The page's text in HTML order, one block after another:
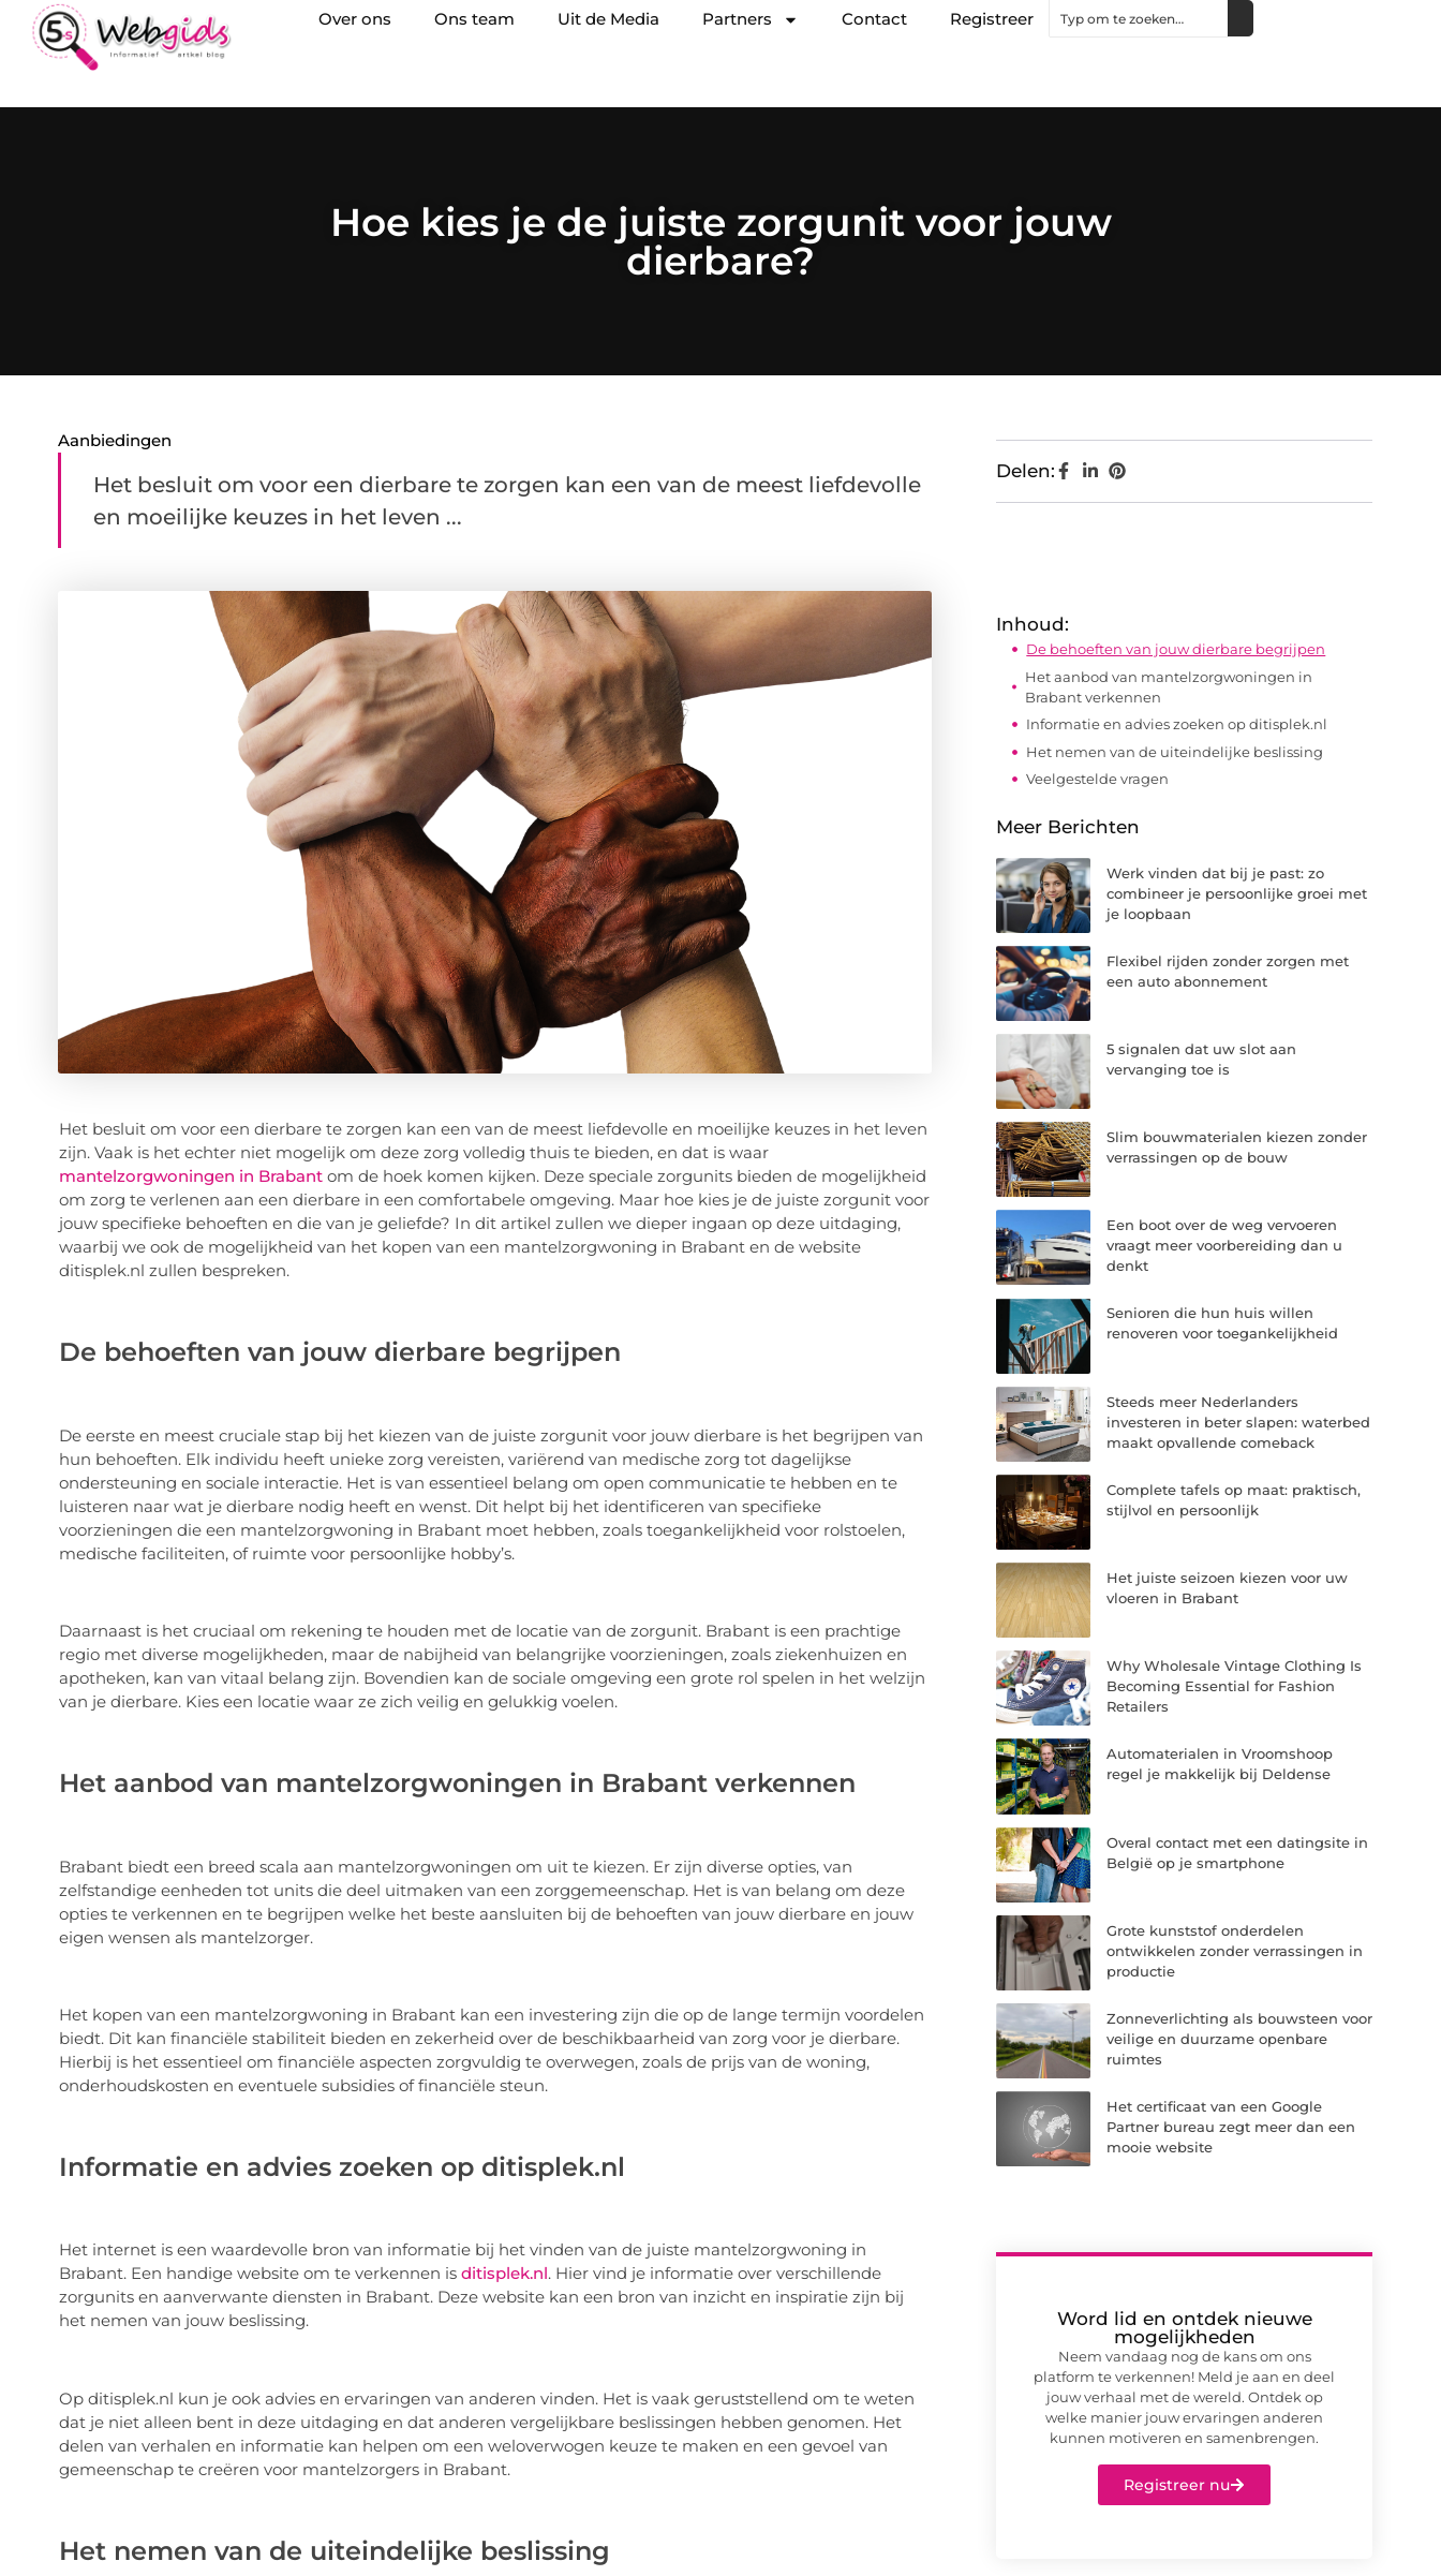
Over ons Ons team Uit de Media Partners Contact Registreer
Hoe kies je de juiste zorgunit voor jouw
dierbare?
Aanbiedingen
Het besluit om voor een dierbare te zorgen kan een van de meest liefdevolle
en moeilijke keuzes in het leven ...
Het besluit om voor een dierbare te zorgen kan een van de meest liefdevolle en moeilijke keuzes in het leven
zijn. Vaak is het echter niet mogelijk om deze zorg volledig thuis te bieden, en dat is waar
mantelzorgwoningen in Brabantom de hoek komen kijken. Deze speciale zorgunits bieden de mogelijkheid
om zorg te verlenen aan een dierbare in een comfortabele omgeving. Maar hoe kies je de juiste zorgunit voor
jouw specifieke behoeften en die van je geliefde? In dit artikel zullen we dieper ingaan op deze uitdaging,
waarbij we ook de mogelijkheid van het kopen van een mantelzorgwoning in Brabant en de website
ditisplek.nl zullen bespreken.
De behoeften van jouw dierbare begrijpen
De eerste en meest cruciale stap bij het kiezen van de juiste zorgunit voor jouw dierbare is het begrijpen van
hun behoeften. Elk individu heeft unieke zorg vereisten, variërend van medische zorg tot dagelijkse
ondersteuning en sociale interactie. Het is van essentieel belang om open communicatie te hebben en te
luisteren naar wat je dierbare nodig heeft en wenst. Dit helpt bij het identificeren van specifieke
voorzieningen die een mantelzorgwoning in Brabant moet hebben, zoals toegankelijkheid voor rolstoelen,
medische faciliteiten, of ruimte voor persoonlijke hobby’s.
Daarnaast is het cruciaal om rekening te houden met de locatie van de zorgunit. Brabant is een prachtige
regio met diverse mogelijkheden, maar de nabijheid van belangrijke voorzieningen, zoals ziekenhuizen en
apotheken, kan van vitaal belang zijn. Bovendien kan de sociale omgeving een grote rol spelen in het welzijn
van je dierbare. Kies een locatie waar ze zich veilig en gelukkig voelen.
Het aanbod van mantelzorgwoningen in Brabant verkennen
Brabant biedt een breed scala aan mantelzorgwoningen om uit te kiezen. Er zijn diverse opties, van
zelfstandige eenheden tot units die deel uitmaken van een zorggemeenschap. Het is van belang om deze
opties te verkennen en te begrijpen welke het beste aansluiten bij de behoeften van jouw dierbare en jouw
eigen wensen als mantelzorger.
Het kopen van een mantelzorgwoning in Brabant kan een investering zijn die op de lange termijn voordelen
biedt. Dit kan financiële stabiliteit bieden en zekerheid over de beschikbaarheid van zorg voor je dierbare.
Hierbij is het essentieel om financiële aspecten zorgvuldig te overwegen, zoals de prijs van de woning,
onderhoudskosten en eventuele subsidies of financiële steun.
Informatie en advies zoeken op ditisplek.nl
Het internet is een waardevolle bron van informatie bij het vinden van de juiste mantelzorgwoning in
Brabant. Een handige website om te verkennen is ditisplek.nl. Hier vind je informatie over verschillende
zorgunits en aanverwante diensten in Brabant. Deze website kan een bron van inzicht en inspiratie zijn bij
het nemen van jouw beslissing.
Op ditisplek.nl kun je ook advies en ervaringen van anderen vinden. Het is vaak geruststellend om te weten
dat je niet alleen bent in deze uitdaging en dat anderen vergelijkbare beslissingen hebben genomen. Het
delen van verhalen en informatie kan helpen om een weloverwogen keuze te maken en een gevoel van
gemeenschap te creëren voor mantelzorgers in Brabant.
Het nemen van de uiteindelijke beslissing
Delen:
Inhoud:
De behoeften van jouw dierbare begrijpen
Het aanbod van mantelzorgwoningen in
Brabant verkennen
Informatie en advies zoeken op ditisplek.nl
Het nemen van de uiteindelijke beslissing
Veelgestelde vragen
Meer Berichten
Werk vinden dat bij je past: zo
combineer je persoonlijke groei met
je loopbaan
Flexibel rijden zonder zorgen met
een auto abonnement
5 signalen dat uw slot aan
vervanging toe is
Slim bouwmaterialen kiezen zonder
verrassingen op de bouw
Een boot over de weg vervoeren
vraagt meer voorbereiding dan u
denkt
Senioren die hun huis willen
renoveren voor toegankelijkheid
Steeds meer Nederlanders
investeren in beter slapen: waterbed
maakt opvallende comeback
Complete tafels op maat: praktisch,
stijlvol en persoonlijk
Het juiste seizoen kiezen voor uw
vloeren in Brabant
Why Wholesale Vintage Clothing Is
Becoming Essential for Fashion
Retailers
Automaterialen in Vroomshoop
regel je makkelijk bij Deldense
Overal contact met een datingsite in
België op je smartphone
Grote kunststof onderdelen
ontwikkelen zonder verrassingen in
productie
Zonneverlichting als bouwsteen voor
veilige en duurzame openbare
ruimtes
Het certificaat van een Google
Partner bureau zegt meer dan een
mooie website
Word lid en ontdek nieuwe
mogelijkheden
Neem vandaag nog de kans om ons
platform te verkennen! Meld je aan en deel
jouw verhaal met de wereld. Ontdek op
welke manier jouw ervaringen anderen
kunnen motiveren en samenbrengen.
Registreer nu